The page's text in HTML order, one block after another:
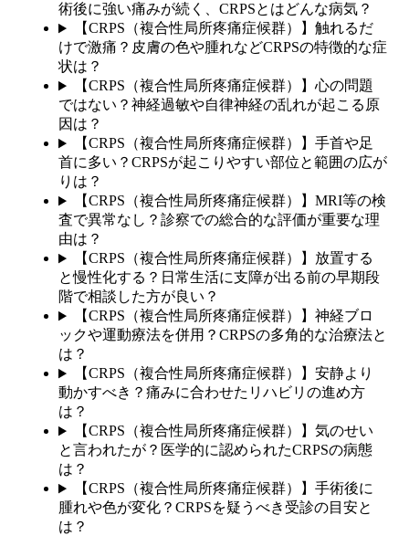
術後に強い痛みが続く、CRPSとはどんな病気？
【CRPS（複合性局所疼痛症候群）】触れるだ
けで激痛？皮膚の色や腫れなどCRPSの特徴的な症
状は？
【CRPS（複合性局所疼痛症候群）】心の問題
ではない？神経過敏や自律神経の乱れが起こる原
因は？
【CRPS（複合性局所疼痛症候群）】手首や足
首に多い？CRPSが起こりやすい部位と範囲の広が
りは？
【CRPS（複合性局所疼痛症候群）】MRI等の検
査で異常なし？診察での総合的な評価が重要な理
由は？
【CRPS（複合性局所疼痛症候群）】放置する
と慢性化する？日常生活に支障が出る前の早期段
階で相談した方が良い？
【CRPS（複合性局所疼痛症候群）】神経ブロ
ックや運動療法を併用？CRPSの多角的な治療法と
は？
【CRPS（複合性局所疼痛症候群）】安静より
動かすべき？痛みに合わせたリハビリの進め方
は？
【CRPS（複合性局所疼痛症候群）】気のせい
と言われたが？医学的に認められたCRPSの病態
は？
【CRPS（複合性局所疼痛症候群）】手術後に
腫れや色が変化？CRPSを疑うべき受診の目安と
は？